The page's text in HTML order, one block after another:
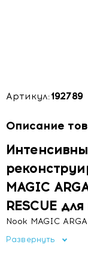
Артикул:192789
Описание
MAGIC
RESCUE
Nook MAGIC
— это
шампунь,
Развернуть